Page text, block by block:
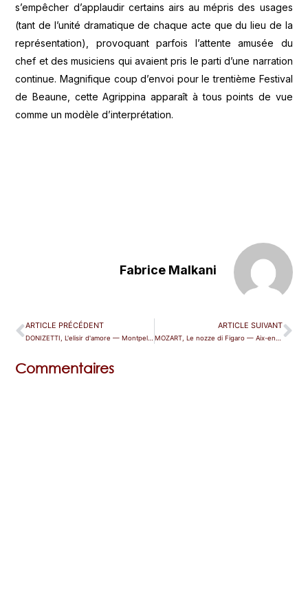
s’empêcher d’applaudir certains airs au mépris des usages
(tant de l’unité dramatique de chaque acte que du lieu de la
représentation), provoquant parfois l’attente amusée du
chef et des musiciens qui avaient pris le parti d’une narration
continue. Magnifique coup d’envoi pour le trentième Festival
de Beaune, cette Agrippina apparaît à tous points de vue
comme un modèle d’interprétation.
Fabrice Malkani
ARTICLE PRÉCÉDENT ARTICLE SUIVANT
Commentaires